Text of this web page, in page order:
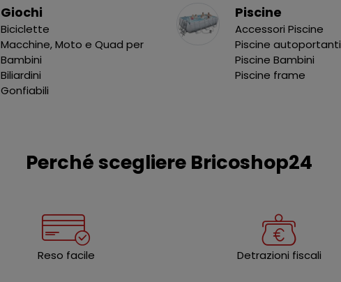
Giochi
Biciclette
Macchine, Moto e Quad per
Bambini
Biliardini
Gonfiabili
Piscine
Accessori Piscine
Piscine autoportanti
Piscine Bambini
Piscine frame
Perché scegliere Bricoshop24
Reso facile Detrazioni fiscali